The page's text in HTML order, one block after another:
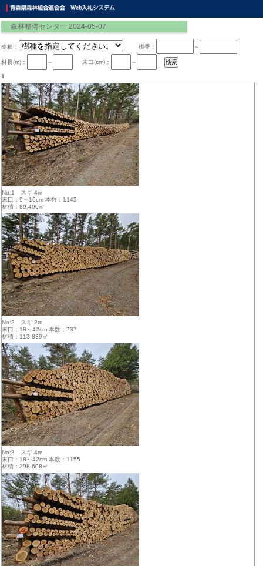
森林整備センター 2024-05-07
樹種： 椪番： ～
材長(m)： ～ 末口(cm)： ～
1
No:1 スギ 4m
末口：9～16cm 本数：1145
材積：89.490㎥
No:2 スギ 2m
末口：18～42cm 本数：737
材積：113.839㎥
No:3 スギ 4m
末口：18～42cm 本数：1155
材積：298.608㎥